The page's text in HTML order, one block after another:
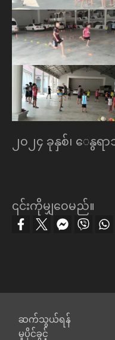
၂၀၂၄ ခုနှစ်၊ ေနွရ
၎င်းကိုမျှဝေမည်။
Footer
ဆက်သွယ်ရန်
မူပိုင်ခွင့်